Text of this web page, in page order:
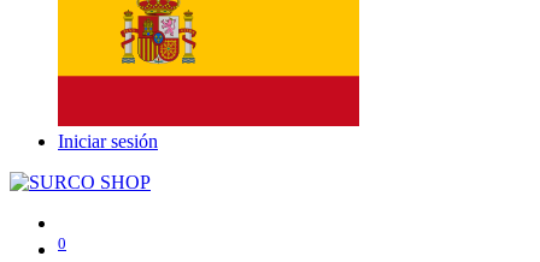
Iniciar sesión
0